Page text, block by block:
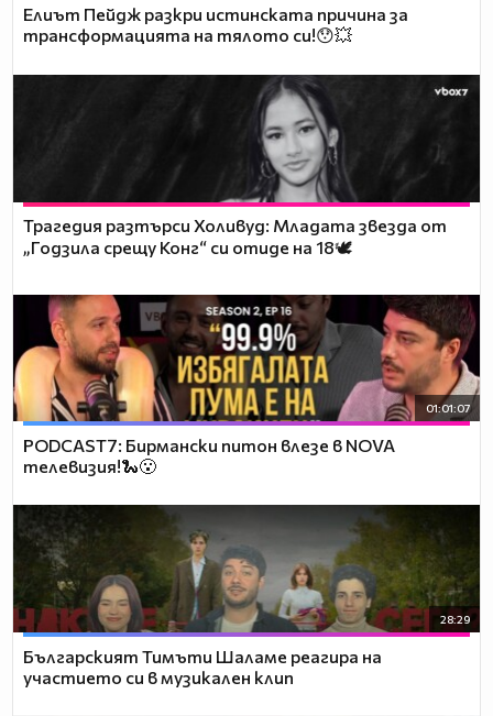
Елиът Пейдж разкри истинската причина за
трансформацията на тялото си!😯💥
Трагедия разтърси Холивуд: Младата звезда от
„Годзила срещу Конг“ си отиде на 18🕊️
01:01:07
PODCAST7: Бирмански питон влезе в NOVA
телевизия!🐍😮
28:29
Българският Тимъти Шаламе реагира на
участието си в музикален клип